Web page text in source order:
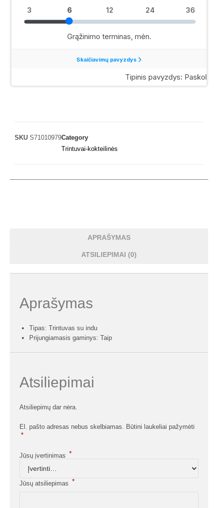
SKU S71010979Category
Trintuvai-kokteilinės
APRAŠYMAS
ATSILIEPIMAI (0)
Aprašymas
Tipas: Trintuvas su indu
Prijungiamasis gaminys: Taip
Atsiliepimai
Atsiliepimų dar nėra.
El. pašto adresas nebus skelbiamas. Būtini laukeliai pažymėti
*
Jūsų įvertinimas *
Jūsų atsiliepimas *